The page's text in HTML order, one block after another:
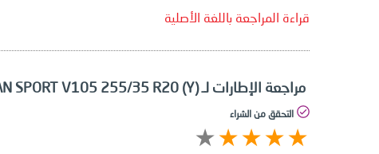
قراءة المراجعة باللغة الأصلية
مراجعة الإطارات لـ Yokohama ADVAN SPORT V105 255/35 R20 (Y)
التحقق من الشراء